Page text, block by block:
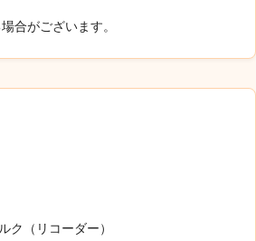
合がございます。
ク（リコーダー）